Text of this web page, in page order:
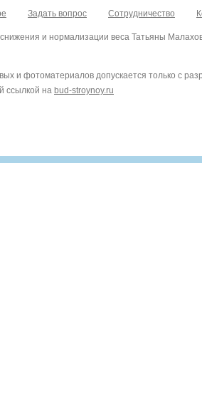
Задать вопрос Сотрудничество
и нормализации веса Татьяны
и фотоматериалов допускается только с
ссылкой на bud-stroynoy.ru